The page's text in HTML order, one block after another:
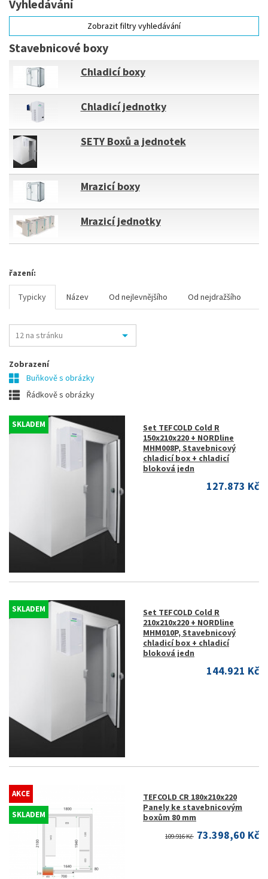
Vyhledávání
Zobrazit filtry vyhledávání
Stavebnicové boxy
Chladicí boxy
Chladicí jednotky
SETY Boxů a jednotek
Mrazicí boxy
Mrazicí jednotky
řazení:
Typicky Název Od nejlevnějšího Od nejdražšího
Zobrazení
Buňkově s obrázky
Řádkově s obrázky
SKLADEM
Set TEFCOLD Cold R
150x210x220 + NORDline
MHM008P, Stavebnicový
chladicí box + chladicí
bloková jedn
127.873 Kč
SKLADEM
Set TEFCOLD Cold R
210x210x220 + NORDline
MHM010P, Stavebnicový
chladicí box + chladicí
bloková jedn
144.921 Kč
AKCE
SKLADEM
TEFCOLD CR 180x210x220
Panely ke stavebnicovým
boxům 80 mm
109.916 Kč 73.398,60 Kč